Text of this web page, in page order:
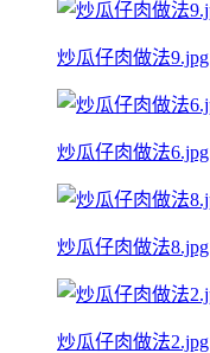
炒瓜仔肉做法9.jpg
炒瓜仔肉做法6.jpg
炒瓜仔肉做法8.jpg
炒瓜仔肉做法2.jpg